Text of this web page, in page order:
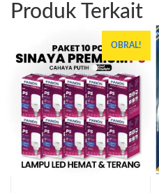
Produk Terkait
OBRAL!